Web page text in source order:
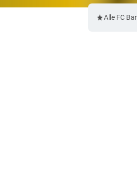
Alle FC